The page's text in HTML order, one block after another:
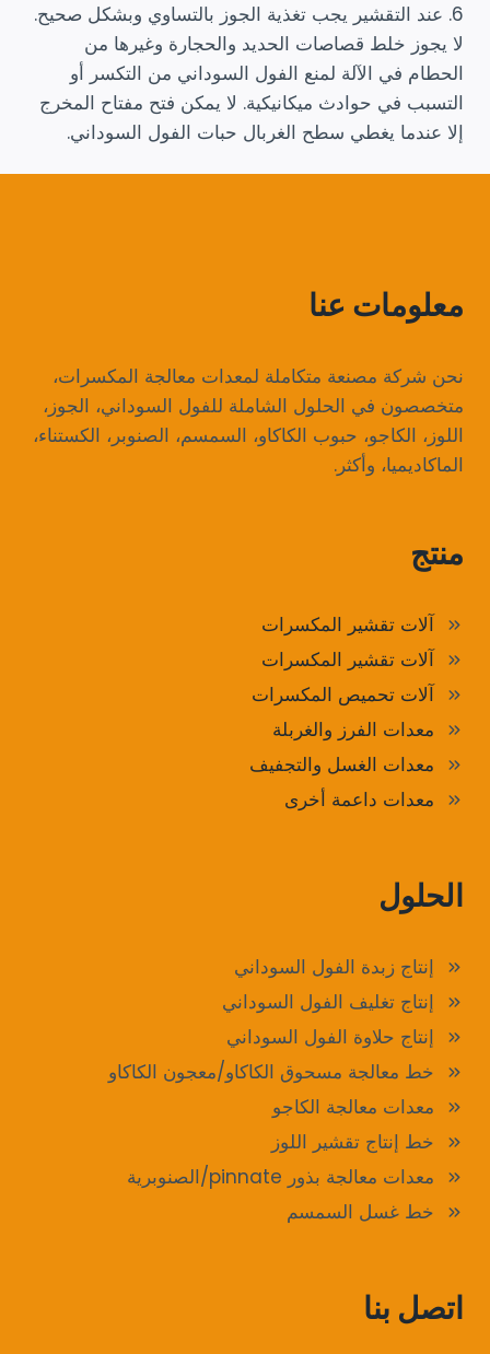
6. عند التقشير يجب تغذية الجوز بالتساوي وبشكل صحيح.
لا يجوز خلط قصاصات الحديد والحجارة وغيرها من
الحطام في الآلة لمنع الفول السوداني من التكسر أو
التسبب في حوادث ميكانيكية. لا يمكن فتح مفتاح المخرج
إلا عندما يغطي سطح الغربال حبات الفول السوداني.
معلومات عنا
نحن شركة مصنعة متكاملة لمعدات معالجة المكسرات،
متخصصون في الحلول الشاملة للفول السوداني، الجوز،
اللوز، الكاجو، حبوب الكاكاو، السمسم، الصنوبر، الكستناء،
الماكاديميا، وأكثر.
منتج
آلات تقشير المكسرات
آلات تقشير المكسرات
آلات تحميص المكسرات
معدات الفرز والغربلة
معدات الغسل والتجفيف
معدات داعمة أخرى
الحلول
إنتاج زبدة الفول السوداني
إنتاج تغليف الفول السوداني
إنتاج حلاوة الفول السوداني
خط معالجة مسحوق الكاكاو/معجون الكاكاو
معدات معالجة الكاجو
خط إنتاج تقشير اللوز
معدات معالجة بذور pinnate/الصنوبرية
خط غسل السمسم
اتصل بنا